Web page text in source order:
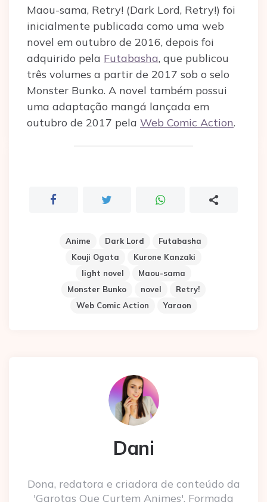
Maou-sama, Retry! (Dark Lord, Retry!) foi
inicialmente publicada como uma web
novel em outubro de 2016, depois foi
adquirido pela Futabasha, que publicou
três volumes a partir de 2017 sob o selo
Monster Bunko. A novel também possui
uma adaptação mangá lançada em
outubro de 2017 pela Web Comic Action.
Anime Dark Lord
Futabasha
Kouji Ogata
Kurone Kanzaki
light novel
Maou-sama
Monster Bunko
novel
Retry!
Web Comic Action
Yaraon
Dani
Dona, redatora e criadora de conteúdo da
'Garotas Que Curtem Animes'. Formada